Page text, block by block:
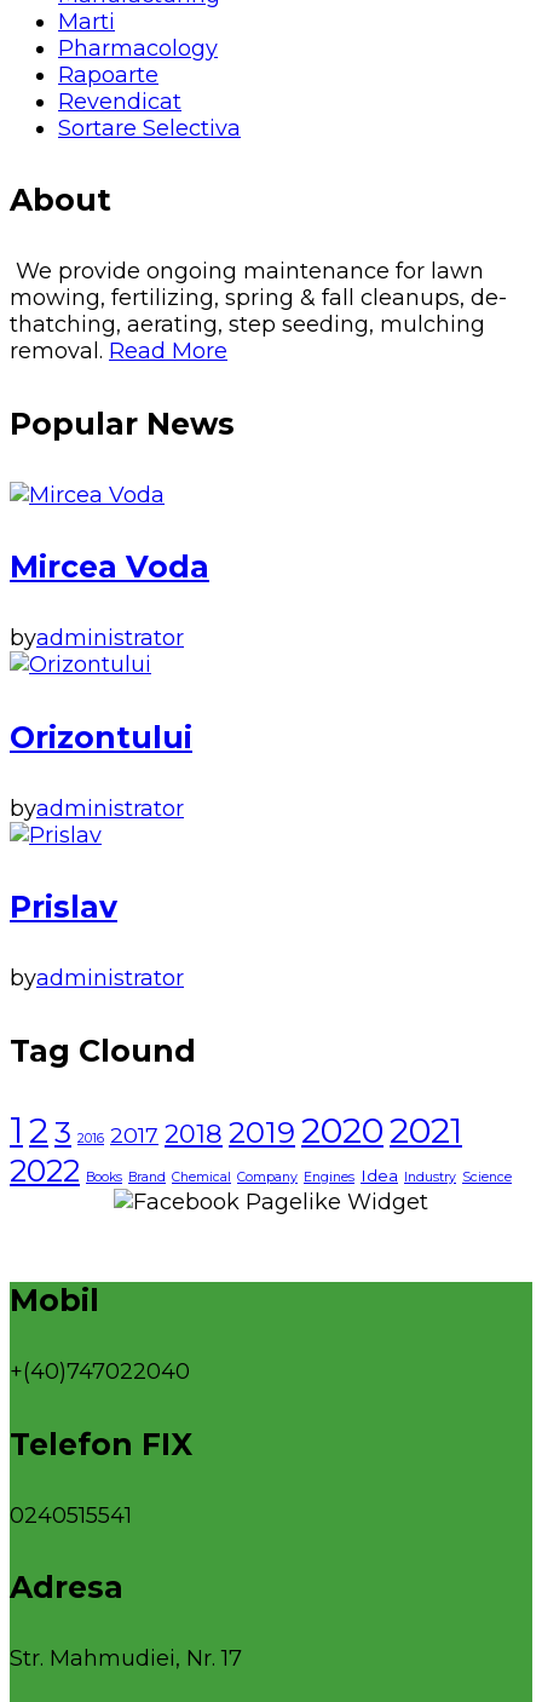
Marti
Pharmacology
Rapoarte
Revendicat
Sortare Selectiva
About
We provide ongoing maintenance for lawn
mowing, fertilizing, spring & fall cleanups, de-
thatching, aerating, step seeding, mulching
removal. Read More
Popular News
Mircea Voda
byadministrator
Orizontului
byadministrator
Prislav
byadministrator
Tag Clound
1 2 3 2016 2017 2018 2019 20202021
2022 Books Brand Chemical Company Engines Idea Industry Science
Mobil
+(40)747022040
Telefon FIX
0240515541
Adresa
Str. Mahmudiei, Nr. 17